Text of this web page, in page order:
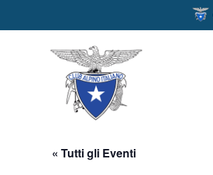
« Tutti gli Eventi